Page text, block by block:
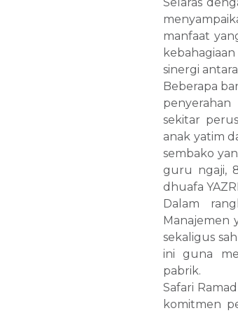
manfaat
sinergi
Beberapa
sekitar
anak yatim
sembako
guru ngaji,
dhuafa
Dalam
Manajemen
sekaligus
ini guna
pabrik.
Safari
komitmen